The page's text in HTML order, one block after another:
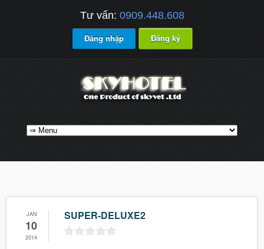
Tư vấn: 0909.448.608
Đăng nhập Đăng ký
JAN
10
2014
SUPER-DELUXE2